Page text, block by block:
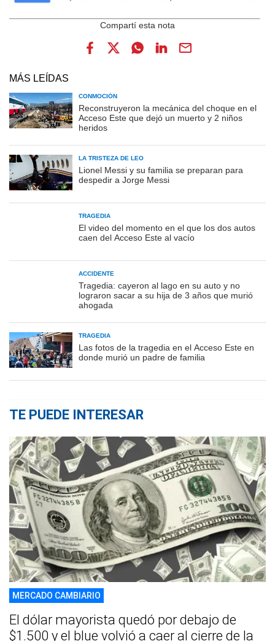
MÁS LEÍDAS
CONMOCIÓN
Reconstruyeron la mecánica del choque en el
Acceso Este que dejó un muerto y 2 niños
heridos
LA TRISTEZA DE LEO
Lionel Messi y su familia se preparan para
despedir a Jorge Messi
TRAGEDIA
El video del momento en el que los dos autos
caen del Acceso Este al vacío
ACCIDENTE
Tragedia: cayeron al lago en su auto y no
lograron sacar a su hija de 3 años que murió
ahogada
TRAGEDIA
Las fotos de la tragedia en el Acceso Este en
donde murió un padre de familia
TE PUEDE INTERESAR
MERCADO CAMBIARIO
El dólar mayorista quedó por debajo de
$1.500 y el blue volvió a caer al cierre de la